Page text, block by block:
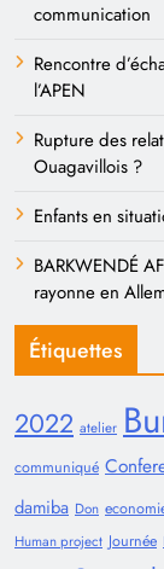
communication
Rencontre
l’APEN
Rupture des
Ouagavillois ?
Enfants en
BARKWENDÉ
rayonne en
Étiquettes
2022 atelier
communiqué
damiba Don
Human project Journée